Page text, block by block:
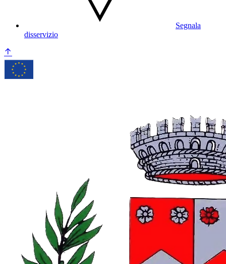
Segnala
disservizio